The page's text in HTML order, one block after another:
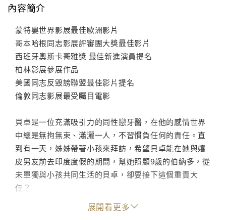
內容簡介
蒙特婁世界影展最佳歐洲影片
哥本哈根同志影展評審團大獎最佳影片
西班牙奧斯卡哥雅獎 最佳新進演員提名
柏林影展參展作品
美國同志反毀謗聯盟最佳影片提名
倫敦同志影展最受矚目電影
貝卓是一位充滿吸引力的同性戀牙醫，在他的感情世界
中總是無拘無束、瀟灑一人，不習慣負任何的責任。直
到有一天，姊姊帶著小孩來拜訪，希望貝卓能在她與嬉
皮男友前去印度度假的期間，幫她照顧9歲的伯納多，從
未單獨與小孩共同生活的貝卓，卻要接下這個重責大
任？
然而，他的生活一直以來都是不停歇的狂歡派對，現在
展開看更多